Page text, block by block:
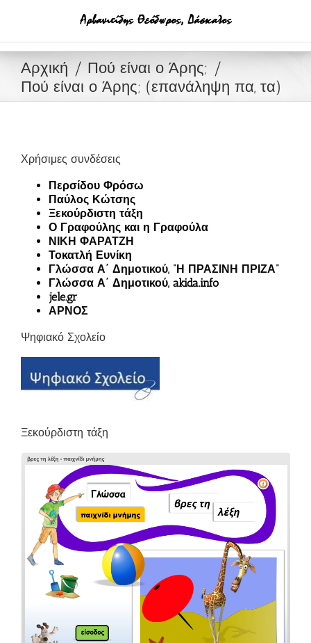
Αρχική
Πού είναι ο Άρης;
Πού είναι ο Άρης; (επανάληψη πα, τα)
Χρήσιμες συνδέσεις
Περσίδου Φρόσω
Παύλος Κώτσης
Ξεκούρδιστη τάξη
Ο Γραφούλης και η Γραφούλα
ΝΙΚΗ ΦΑΡΑΤΖΗ
Τοκατλή Ευνίκη
Γλώσσα Α΄ Δημοτικού, “Η ΠΡΑΣΙΝΗ ΠΡΙΖΑ”
Γλώσσα Α΄ Δημοτικού, akida.info
jele.gr
ΑΡΝΟΣ
Ψηφιακό Σχολείο
Ξεκούρδιστη τάξη